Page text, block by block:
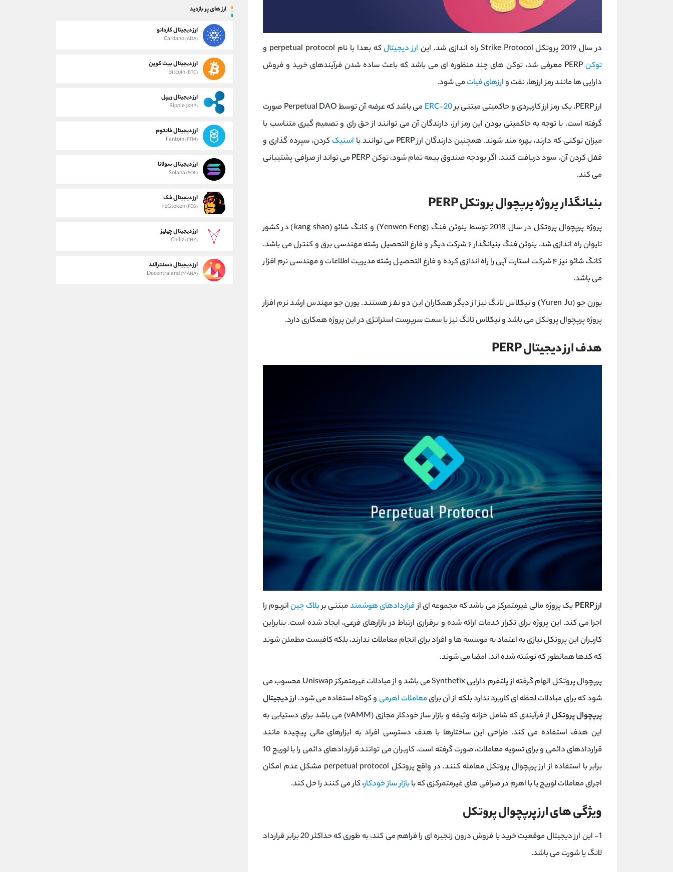
در سال 2019 پروتکل Strike Protocol راه اندازی شد. این ارز دیجیتالکه بعدا با نام perpetual protocol و
توکن
PERP معرفی شد، توکن های چند منظوره ای می باشد که باعث ساده شدن فرآیندهای خرید و فروش
دارایی ها مانند رمز ارزها، نفت وارزهای فیاتمی شود.
ارز PERP، یک رمز ارز کاربردی و حاکمیتی مبتنی بر
ERC-20
می باشد که عرضه آن توسط Perpetual DAO صورت
گرفته است. با توجه به حاکمیتی بودن این رمز ارز، دارندگان آن می توانند از حق رای و تصمیم گیری متناسب با
میزان توکنی که دارند، بهره مند شوند. همچنین دارندگان ارز PERP می توانند با
استیک کردن، سپرده گذاری و
قفل کردن آن، سود دریافت کنند. اگر بودجه صندوق بیمه تمام شود، توکن PERP می تواند از صرافی پشتیبانی
می کند.
بنیانگذار پروژه پرپچوال پروتکل PERP
پروژه پرپچوال پروتکل در سال 2018 توسط ینوئن فنگ (Yenwen Feng) و کانگ شائو (kang shao) در کشور
تایوان راه اندازی شد. ینوئن فنگ بنیانگذار ۶ شرکت دیگر و فارغ التحصیل رشته مهندسی برق و کنترل می باشد.
کانگ شائو نیز ۴ شرکت استارت آپی را راه اندازی کرده و فارغ التحصیل رشته مدیریت اطلاعات و مهندسی نرم افزار
می باشد.
یورن جو (Yuren Ju) و نیکلاس تانگ نیز از دیگر همکاران این دو نفر هستند. یورن جو مهندس ارشد نرم افزار
پروژه پرپچوال پروتکل می باشد و نیکلاس تانگ نیز با سمت سرپرست استراتژی در این پروژه همکاری دارد.
هدف ارز دیجیتال PERP
ارز PERP یک پروژه مالی غیرمتمرکز می باشد که مجموعه ای ازقراردادهای هوشمندمبتنی بربلاک چیناتریوم را
اجرا می کند. این پروژه برای تکرار خدمات ارائه شده و برقراری ارتباط در بازارهای فرعی، ایجاد شده است. بنابراین
کاربران این پروتکل نیازی به اعتماد به موسسه ها و افراد برای انجام معاملات ندارند، بلکه کافیست مطمئن شوند
که کدها همانطور که نوشته شده اند، امضا می شوند.
پرپچوال پروتکل الهام گرفته از پلتفرم دارایی Synthetix می باشد و از مبادلات غیرمتمرکز Uniswap محسوب می
شود که برای مبادلات لحظه ای کاربرد ندارد بلکه از آن برایمعاملات اهرمی و کوتاه استفاده می شود. ارز دیجیتال
پرپچوال پروتکل
از فرآیندی که شامل خزانه وثیقه و بازار ساز خودکار مجازی (vAMM) می باشد برای دستیابی به
این هدف استفاده می کند. طراحی این ساختارها با هدف دسترسی افراد به ابزارهای مالی پیچیده مانند
قراردادهای دائمی و برای تسویه معاملات، صورت گرفته است. کاربران می توانند قراردادهای دائمی را با لوریج 10
برابر با استفاده از ارز پرپچوال پروتکل معامله کنند. در واقع پروتکل perpetual protocol مشکل عدم امکان
اجرای معاملات لوریج یا با اهرم در صرافی های غیرمتمرکزی که بابازار ساز خودکار، کار می کنند را حل کند.
ویژگی های ارز پرپچوال پروتکل
1- این ارز دیجیتال موقعیت خرید یا فروش درون زنجیره ای را فراهم می کند، به طوری که حداکثر 20 برابر قرارداد
لانگ یا شورت می باشد.
ارز های پر بازدید
ارز دیجیتال کاردانو
Cardano(ADA)
ارز دیجیتال بیت کوین
Bitcoin(BTC)
ارز دیجیتال ریپل
Ripple(XRP)
ارز دیجیتال فانتوم
Fantom(FTM)
ارز دیجیتال سولانا
Solana (SOL)
ارز دیجیتال فگ
FEGtoken(FEG)
ارز دیجیتال چیلیز
Chiliz(CHZ)
ارز دیجیتال دسنترالند
Decentraland(MANA)